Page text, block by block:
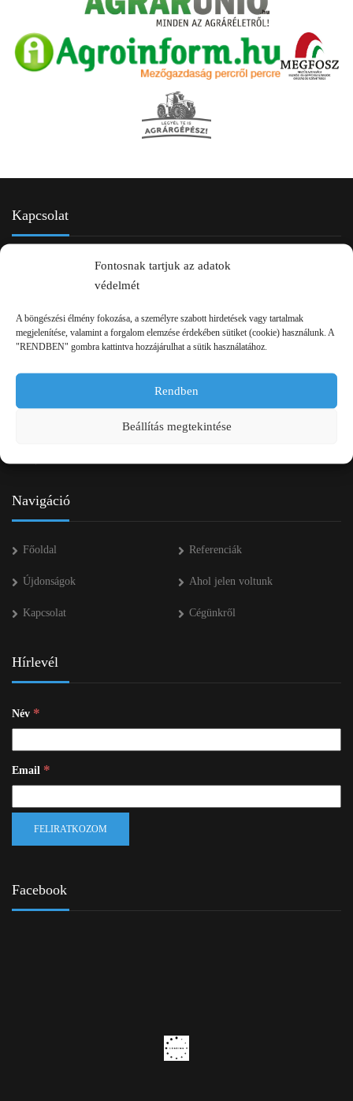
Fontosnak tartjuk az adatok
védelmét
A böngészési élmény fokozása, a személyre szabott hirdetések vagy tartalmak
megjelenítése, valamint a forgalom elemzése érdekében sütiket (cookie) használunk. A
"RENDBEN" gombra kattintva hozzájárulhat a sütik használatához.
Rendben
Beállítás megtekintése
Kapcsolat
Navigáció
Főoldal Referenciák
Újdonságok Ahol jelen voltunk
Kapcsolat Cégünkről
Hírlevél
Név *
Email *
Facebook